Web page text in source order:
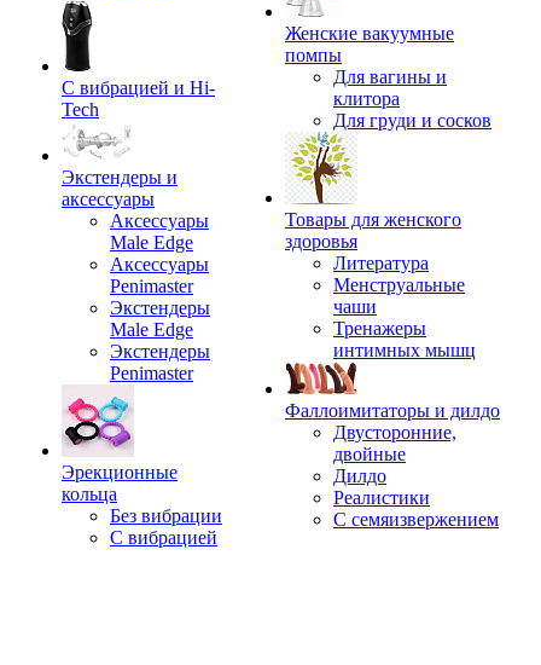
С вибрацией и Hi-
Tech
Экстендеры и
аксессуары
Аксессуары
Male Edge
Аксессуары
Penimaster
Экстендеры
Male Edge
Экстендеры
Penimaster
Эрекционные
кольца
Без вибрации
С вибрацией
Женские вакуумные
помпы
Для вагины и
клитора
Для груди и сосков
Товары для женского
здоровья
Литература
Менструальные
чаши
Тренажеры
интимных мышц
Фаллоимитаторы и дилдо
Двусторонние,
двойные
Дилдо
Реалистики
С семяизвержением